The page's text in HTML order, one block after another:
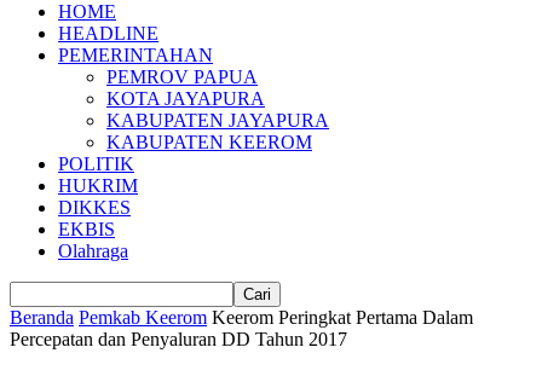
HOME
HEADLINE
PEMERINTAHAN
PEMROV PAPUA
KOTA JAYAPURA
KABUPATEN JAYAPURA
KABUPATEN KEEROM
POLITIK
HUKRIM
DIKKES
EKBIS
Olahraga
Beranda Pemkab Keerom Keerom Peringkat Pertama Dalam
Percepatan dan Penyaluran DD Tahun 2017